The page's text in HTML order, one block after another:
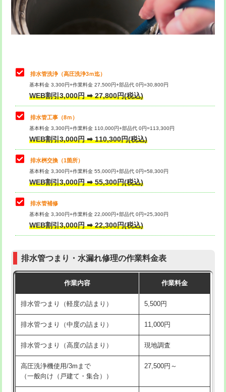
排水管工事（土の掘削・埋め戻し作
業）
11,000円~
排水管工事（追加 排水管工事/3ｍ超
え）
マス交換（土の掘削・埋め戻し作業）
マス交換（深さ50㎝未満）
マス交換（深さ50㎝以上） 66,000円
コンクリート斫り（厚さ10㎝まで）
コンクリート斫り（厚さ10㎝超え）
モルタル補修（厚さ10㎝まで）
モルタル補修（厚さ10㎝超え）
追加人工 16,500円
現場見積
※給水管工事は20mmまでの価格です。
桝清掃 8,800円
止水・漏水調査・防水処理・清掃・修
理・調整・分解・加工など（軽作業）
11,000円
理・調整・分解・加工など（中作業）
止水・漏水調査・防水処理・清掃・修
理・調整・分解・加工など（重作業）
33,000円
その他部品の脱着
交換・取付（タンク） 22,000円+材料費
交換・取付(単水栓（壁付・デッキ
式）)
交換・取付(混合水栓（壁付・デッキ
式・ワンホール）)
16,500円+材料費
交換・取付(排水栓・排水トラップ
交換・取付（その他部品） 11,000円+材料費
持込商品取付（単水栓） 13,200円
持込商品取付（混合水栓） 16,500円
持込商品取付（浄水器・分岐水栓） 16,500円
給水管工事※（ホール加工) 16,500円
給水管工事※（バンド止め) 3,300円
給水管工事※（支持金具設置)
排水管洗浄（高圧洗浄3ｍ迄）
基本料金 3,300円+作業料金 27,500円+部品代 0円=30,800円
WEB割引3,000円 ➡ 27,800円(税込)
排水管工事（8ｍ）
基本料金 3,300円+作業料金 110,000円+部品代 0円=113,300円
WEB割引3,000円 ➡ 110,300円(税込)
排水桝交換（1箇所）
基本料金 3,300円+作業料金 55,000円+部品代 0円=58,300円
WEB割引3,000円 ➡ 55,300円(税込)
排水管補修
基本料金 3,300円+作業料金 22,000円+部品代 0円=25,300円
WEB割引3,000円 ➡ 22,300円(税込)
排水管つまり・水漏れ修理の作業料金表
作業内容 作業料金
排水管つまり（軽度の詰まり） 5,500円
排水管つまり（中度の詰まり） 11,000円
排水管つまり（高度の詰まり） 現地調査
高圧洗浄機使用/3mまで
（一般向け（戸建て・集合））
27,500円～